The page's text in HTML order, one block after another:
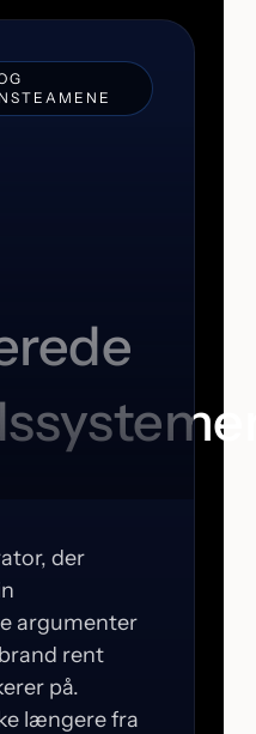
der
argumenter
rent
på.
længere fra